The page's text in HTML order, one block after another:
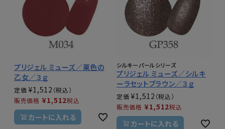
プリジェル ミューズ／栗色の
乙女／３ｇ
定価 ¥1,512
販売価格 ¥1,512税込
カートに入れる
シルキーパールシリーズ
プリジェル ミューズ／シルキ
ーラセットブラウン／３ｇ
定価 ¥1,512
販売価格 ¥1,512税込
カートに入れる